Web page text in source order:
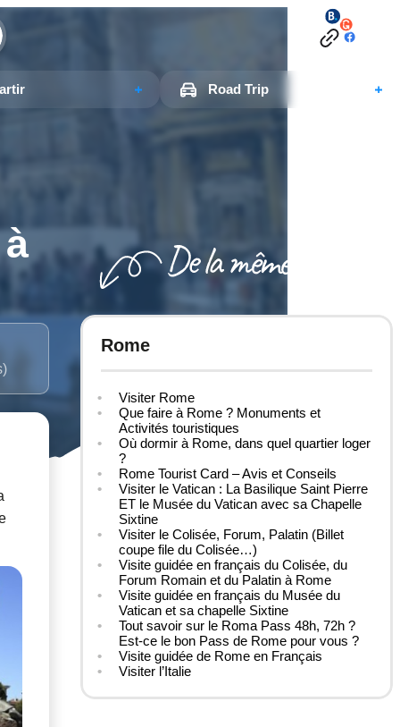
Road Trip
Rome
Visiter Rome
Que faire à Rome ? Monuments et
Activités touristiques
Où dormir à Rome, dans quel quartier loger
?
Rome Tourist Card – Avis et Conseils
Visiter le Vatican : La Basilique Saint Pierre
ET le Musée du Vatican avec sa Chapelle
Sixtine
Visiter le Colisée, Forum, Palatin (Billet
coupe file du Colisée…)
Visite guidée en français du Colisée, du
Forum Romain et du Palatin à Rome
Visite guidée en français du Musée du
Vatican et sa chapelle Sixtine
Tout savoir sur le Roma Pass 48h, 72h ?
Est-ce le bon Pass de Rome pour vous ?
Visite guidée de Rome en Français
Visiter l’Italie